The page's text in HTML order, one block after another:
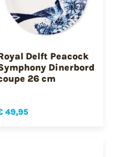
Delft Peacock
Dinerbord
26 cm
49,95